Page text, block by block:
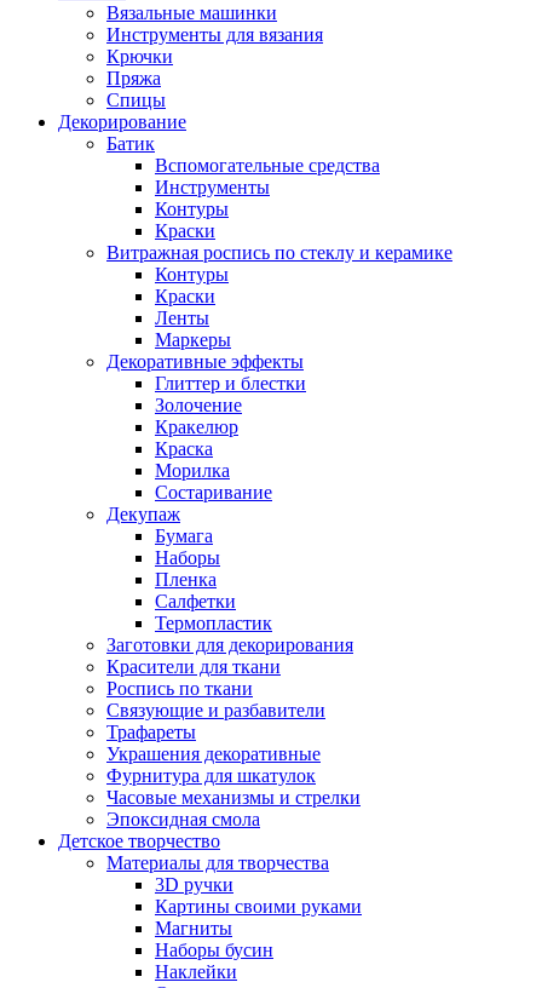
Вязальные машинки
Инструменты для вязания
Крючки
Пряжа
Спицы
Декорирование
Батик
Вспомогательные средства
Инструменты
Контуры
Краски
Витражная роспись по стеклу и керамике
Контуры
Краски
Ленты
Маркеры
Декоративные эффекты
Глиттер и блестки
Золочение
Кракелюр
Краска
Морилка
Состаривание
Декупаж
Бумага
Наборы
Пленка
Салфетки
Термопластик
Заготовки для декорирования
Красители для ткани
Роспись по ткани
Связующие и разбавители
Трафареты
Украшения декоративные
Фурнитура для шкатулок
Часовые механизмы и стрелки
Эпоксидная смола
Детское творчество
Материалы для творчества
3D ручки
Картины своими руками
Магниты
Наборы бусин
Наклейки